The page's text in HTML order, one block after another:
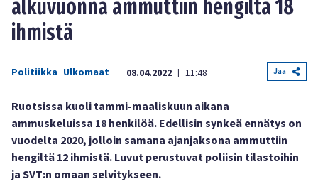
alkuvuonna ammuttiin hengiltä 18
ihmistä
Politiikka Ulkomaat 08.04.2022 | 11:48 Jaa
Ruotsissa kuoli tammi-maaliskuun aikana
ammuskeluissa 18 henkilöä. Edellisin synkeä ennätys on
vuodelta 2020, jolloin samana ajanjaksona ammuttiin
hengiltä 12 ihmistä. Luvut perustuvat poliisin tilastoihin
ja SVT:n omaan selvitykseen.